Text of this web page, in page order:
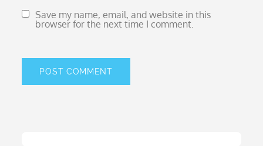
Save my name, email, and website in this
browser for the next time I comment.